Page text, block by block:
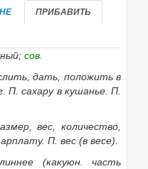
НЕ ПРИБАВИТЬ
сов.
дать, положить в
П. сахару в кушанье. П.
вес, количество,
П. вес (в весе).
(какуюн. часть